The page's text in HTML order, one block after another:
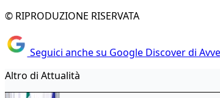
© RIPRODUZIONE RISERVATA
Seguici anche su Google Discover di
Altro di Attualità